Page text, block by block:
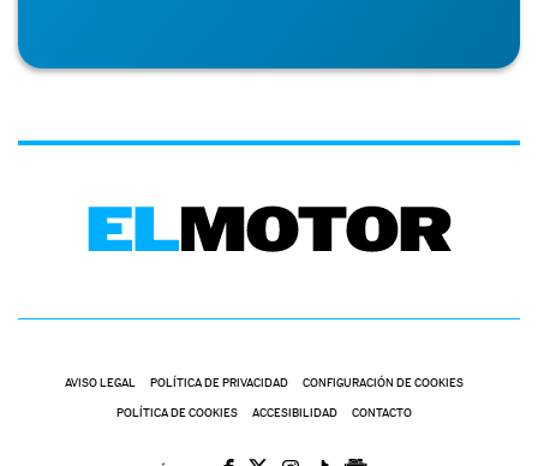
AVISO LEGAL POLÍTICA DE PRIVACIDAD CONFIGURACIÓN DE COOKIES
POLÍTICA DE COOKIES ACCESIBILIDAD CONTACTO